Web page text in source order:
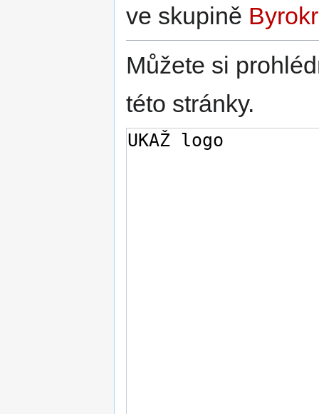
ve skupině
Můžete si
této stránky.